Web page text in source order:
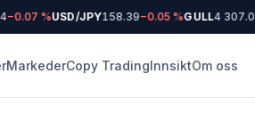
−0.07 %USD/JPY158.39−0.05 %GULL4 307.01
MarkederCopy TradingInnsiktOm oss